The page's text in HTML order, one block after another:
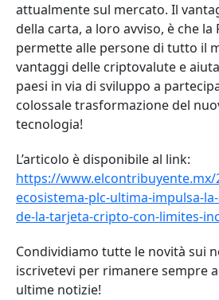
attualmente sul mercato. Il
della carta, a loro avviso, è che la
permette alle persone di tutto il
vantaggi delle criptovalute e
paesi in via di sviluppo a
colossale trasformazione del
tecnologia!
L’articolo è disponibile al link:
https://www.elcontribuyente.mx/
ecosistema-plc-ultima-impulsa-
de-la-tarjeta-cripto-con-limites-
Condividiamo tutte le novità sui
iscrivetevi per rimanere sempre
ultime notizie!